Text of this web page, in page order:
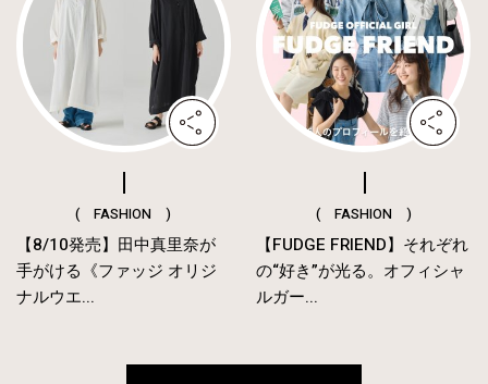
( FASHION )
【8/10発売】田中真里奈が
手がける《ファッジ オリジ
ナルウエ...
( FASHION )
【FUDGE FRIEND】それぞれ
の“好き”が光る。オフィシャ
ルガー...